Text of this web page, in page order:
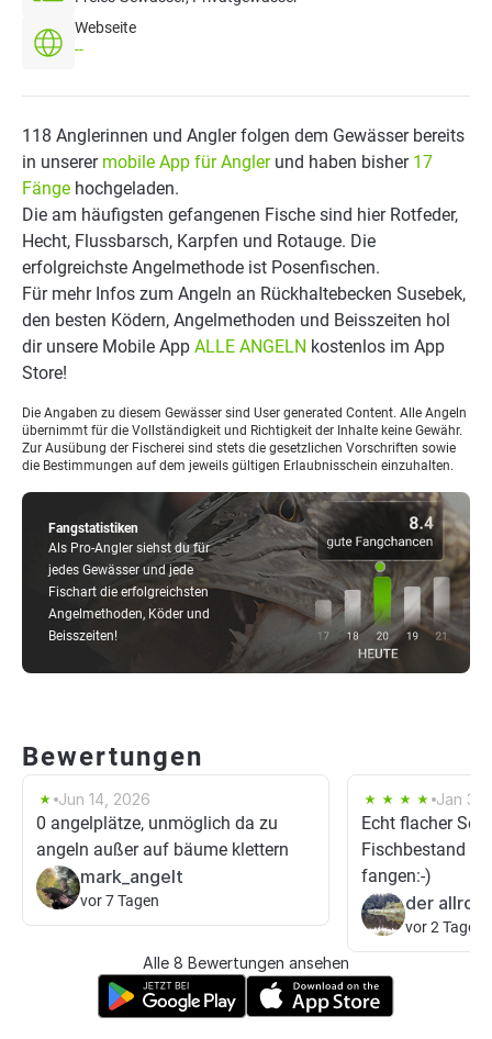
Webseite
--
Fangstatistiken
Als Pro-Angler siehst du für
jedes Gewässer und jede
Fischart die erfolgreichsten
Angelmethoden, Köder und
Beisszeiten!
118 Anglerinnen und Angler folgen dem Gewässer bereits
in unserer mobile App für Anglerund haben bisher 17
Fänge hochgeladen.
Die am häufigsten gefangenen Fische sind hier Rotfeder,
Hecht, Flussbarsch, Karpfen und Rotauge. Die
erfolgreichste Angelmethode ist Posenfischen.
Für mehr Infos zum Angeln an Rückhaltebecken Susebek,
den besten Ködern, Angelmethoden und Beisszeiten hol
dir unsere Mobile App ALLE ANGELN kostenlos im App
Store!
Die Angaben zu diesem Gewässer sind User generated Content. Alle Angeln
übernimmt für die Vollständigkeit und Richtigkeit der Inhalte keine Gewähr.
Zur Ausübung der Fischerei sind stets die gesetzlichen Vorschriften sowie
die Bestimmungen auf dem jeweils gültigen Erlaubnisschein einzuhalten.
Bewertungen
Jun 14, 2026
0 angelplätze, unmöglich da zu
angeln außer auf bäume klettern
mark_angelt
vor 7 Tagen
Jan 31,
Echt flacher See
Fischbestand
fangen:-)
der
vor 2 Tagen
Alle 8 Bewertungen ansehen